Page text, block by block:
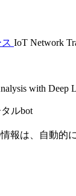
IoT Network
with Deep
ルbot
報は、自動的